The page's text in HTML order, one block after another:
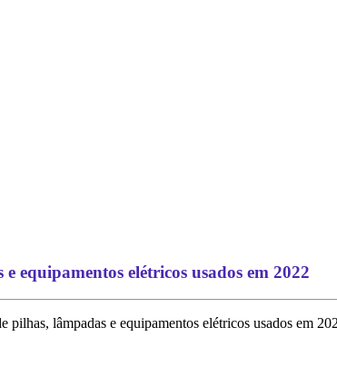
equipamentos elétricos usados em 2022
lâmpadas e equipamentos elétricos usados em